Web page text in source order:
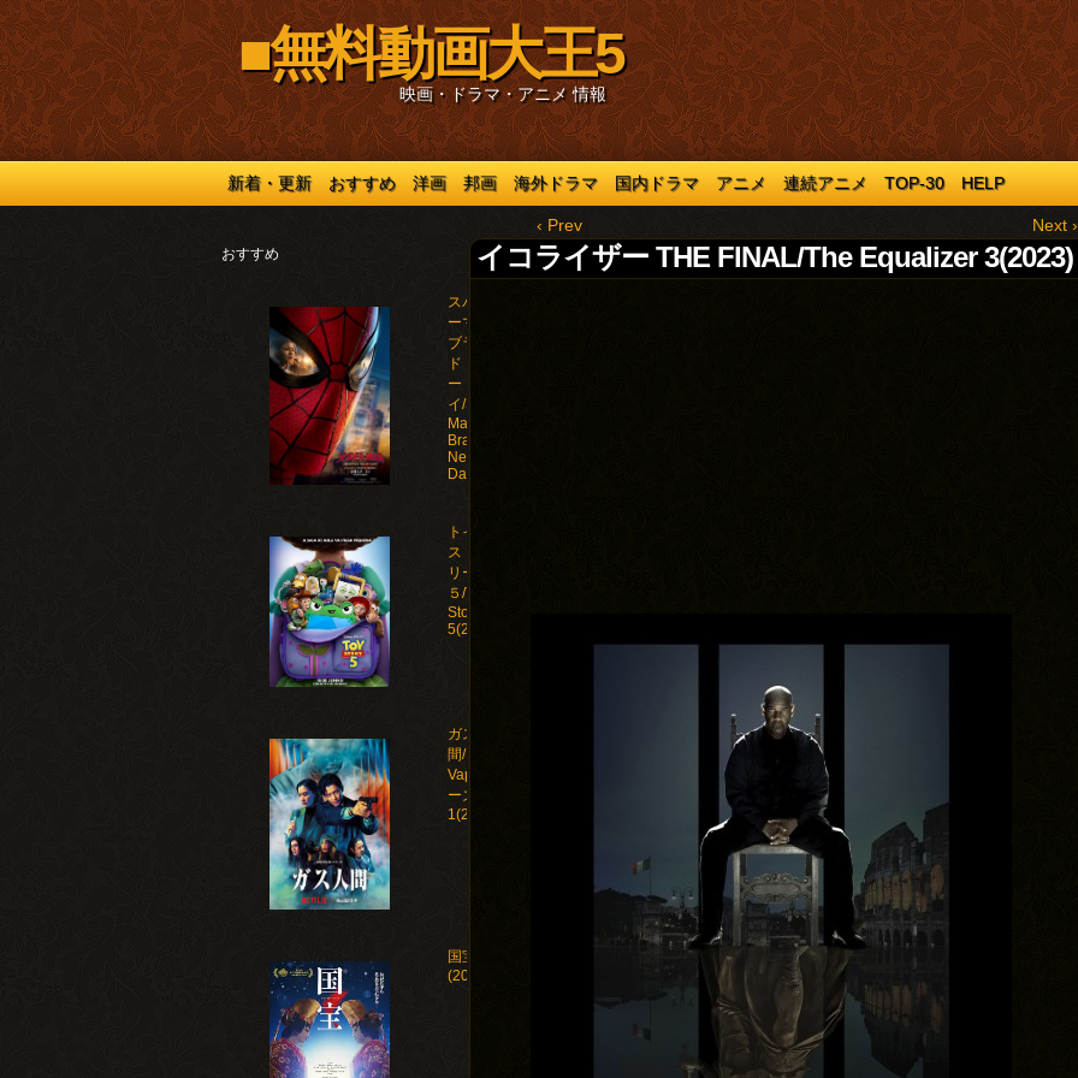
■無料動画大王5
映画・ドラマ・アニメ 情報
新着・更新 おすすめ 洋画 邦画 海外ドラマ 国内ドラマ アニメ 連続アニメ TOP-30 HELP
おすすめ
スパイダ
ーマン：
ブラン
ド・ニュ
ー・デ
イ/Spider-
Man:
Brand
New
Day(2026)
トイ・
ストー
リー
５/Toy
Story
5(2026)
ガス人
間/Human
Vapor シ
ーズン
1(2026)
国宝
(2025)
‹ Prev Next ›
イコライザー THE FINAL/The Equalizer 3(2023)